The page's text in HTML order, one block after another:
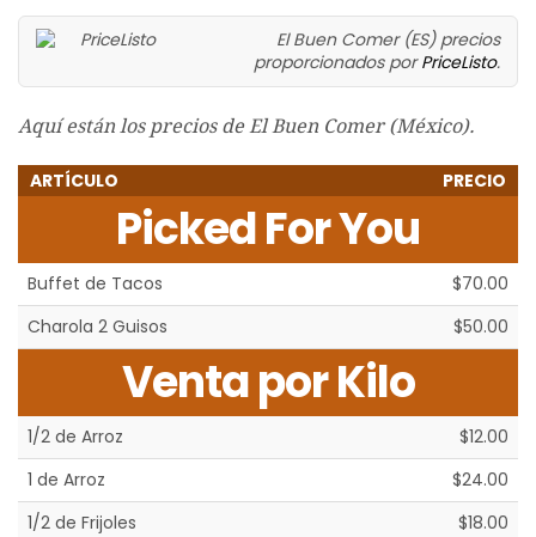
El Buen Comer (ES) precios
proporcionados porPriceListo.
Aquí están los precios de El Buen Comer (México).
ARTÍCULO PRECIO
Picked For You
Buffet de Tacos
$70.00
Charola 2 Guisos
$50.00
Venta por Kilo
1/2 de Arroz
$12.00
1 de Arroz
$24.00
1/2 de Frijoles
$18.00